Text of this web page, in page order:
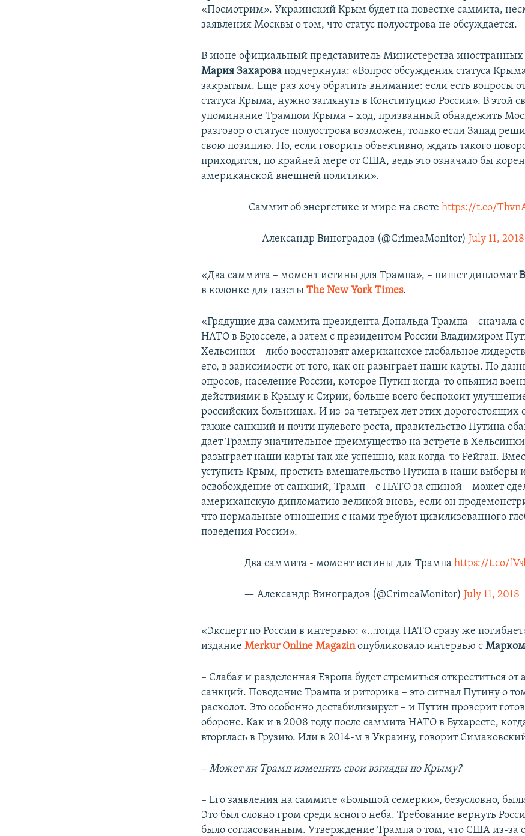
«Посмотрим». Украинский Крым будет на повестке саммита,
заявления Москвы о том, что статус полуострова не обсуждается.
В июне официальный представитель Министерства иностранных
Мария Захарова подчеркнула: «Вопрос обсуждения статуса
закрытым. Еще раз хочу обратить внимание: если есть вопросы
статуса Крыма, нужно заглянуть в Конституцию России». В этой
упоминание Трампом Крыма – ход, призванный обнадежить
разговор о статусе полуострова возможен, только если Запад
свою позицию. Но, если говорить объективно, ждать такого
приходится, по крайней мере от США, ведь это означало бы
американской внешней политики».
Саммит об энергетике и мире на свете https://t.co/
— Александр Виноградов (@CrimeaMonitor) July 11, 2018
«Два саммита – момент истины для Трампа», – пишет дипломат
в колонке для газетыThe New York Times.
«Грядущие два саммита президента Дональда Трампа – сначала
НАТО в Брюсселе, а затем с президентом России Владимиром
Хельсинки – либо восстановят американское глобальное
его, в зависимости от того, как он разыграет наши карты. По
опросов, население России, которое Путин когда-то опьянил
действиями в Крыму и Сирии, больше всего беспокоит
российских больницах. И из-за четырех лет этих дорогостоящих
также санкций и почти нулевого роста, правительство Путина
дает Трампу значительное преимущество на встрече в
разыграет наши карты так же успешно, как когда-то Рейган.
уступить Крым, простить вмешательство Путина в наши выборы
освобождение от санкций, Трамп – с НАТО за спиной – может
американскую дипломатию великой вновь, если он
что нормальные отношения с нами требуют цивилизованного
поведения России».
Два саммита - момент истины для Трампа https://t.co/
— Александр Виноградов (@CrimeaMonitor) July 11, 2018
«Эксперт по России в интервью: «…тогда НАТО сразу же
изданиеMerkur Online Magazin опубликовало интервью с
– Слабая и разделенная Европа будет стремиться откреститься
санкций. Поведение Трампа и риторика – это сигнал Путину о
расколот. Это особенно дестабилизирует – и Путин проверит
обороне. Как и в 2008 году после саммита НАТО в Бухаресте,
вторглась в Грузию. Или в 2014-м в Украину, говорит
– Может ли Трамп изменить свои взгляды по Крыму?
– Его заявления на саммите «Большой семерки», безусловно,
Это был словно гром среди ясного неба. Требование вернуть
было согласованным. Утверждение Трампа о том, что США из-за